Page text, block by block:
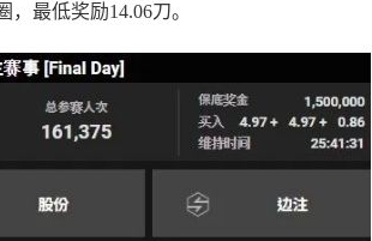
最低奖励14.06刀。